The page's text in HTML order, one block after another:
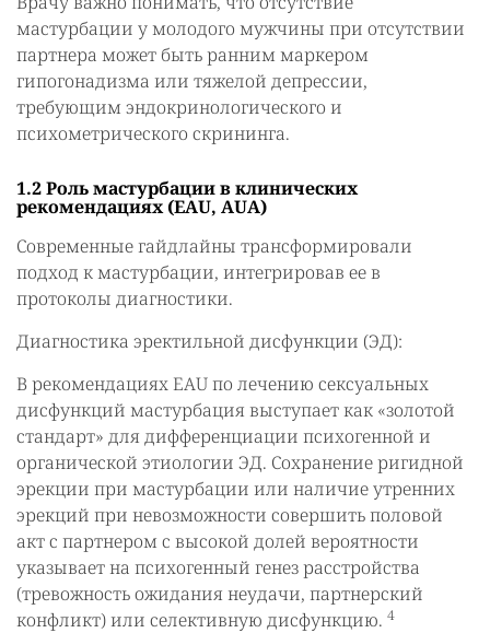
мастурбации у молодого мужчины при отсутствии
партнера может быть ранним маркером
гипогонадизма или тяжелой депрессии,
требующим эндокринологического и
психометрического скрининга.
1.2 Роль мастурбации в клинических
рекомендациях (EAU, AUA)
Современные гайдлайны трансформировали
подход к мастурбации, интегрировав ее в
протоколы диагностики.
Диагностика эректильной дисфункции (ЭД):
В рекомендациях EAU по лечению сексуальных
дисфункций мастурбация выступает как «золотой
стандарт» для дифференциации психогенной и
органической этиологии ЭД. Сохранение ригидной
эрекции при мастурбации или наличие утренних
эрекций при невозможности совершить половой
акт с партнером с высокой долей вероятности
указывает на психогенный генез расстройства
(тревожность ожидания неудачи, партнерский
конфликт) или селективную дисфункцию. 4